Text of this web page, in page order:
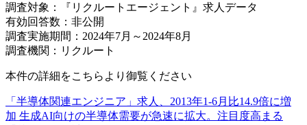
調査対象：『リクルートエージェント』求人データ
有効回答数：非公開
調査実施期間：2024年7月～2024年8月
調査機関：リクルート
本件の詳細をこちらより御覧ください
「半導体関連エンジニア」求人、2013年1-6月比14.9倍に増
加 生成AI向けの半導体需要が急速に拡大。注目度高まる